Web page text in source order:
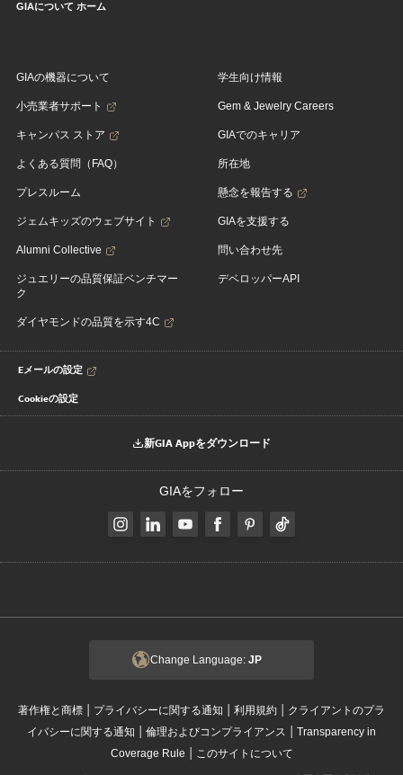
GIAについて ホーム
GIAの機器について
小売業者サポート
キャンパス ストア
よくある質問（FAQ）
プレスルーム
ジェムキッズのウェブサイト
Alumni Collective
ジュエリーの品質保証ベンチマー
ク
ダイヤモンドの品質を示す4C
学生向け情報
Gem & Jewelry Careers
GIAでのキャリア
所在地
懸念を報告する
GIAを支援する
問い合わせ先
デベロッパーAPI
Eメールの設定
Cookieの設定
新GIA Appをダウンロード
GIAをフォロー
Change Language: JP
著作権と商標 | プライバシーに関する通知 | 利用規約 | クライアントのプラ
イバシーに関する通知 | 倫理およびコンプライアンス | Transparency in
Coverage Rule | このサイトについて